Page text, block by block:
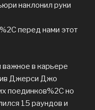
наклонил руки
перед нами этот
в карьере
Джерси Джо
поединков%2C но
15 раундов и